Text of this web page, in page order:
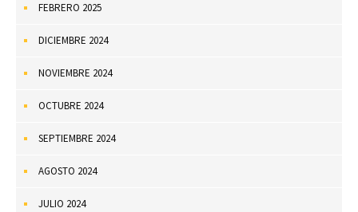
FEBRERO 2025
DICIEMBRE 2024
NOVIEMBRE 2024
OCTUBRE 2024
SEPTIEMBRE 2024
AGOSTO 2024
JULIO 2024